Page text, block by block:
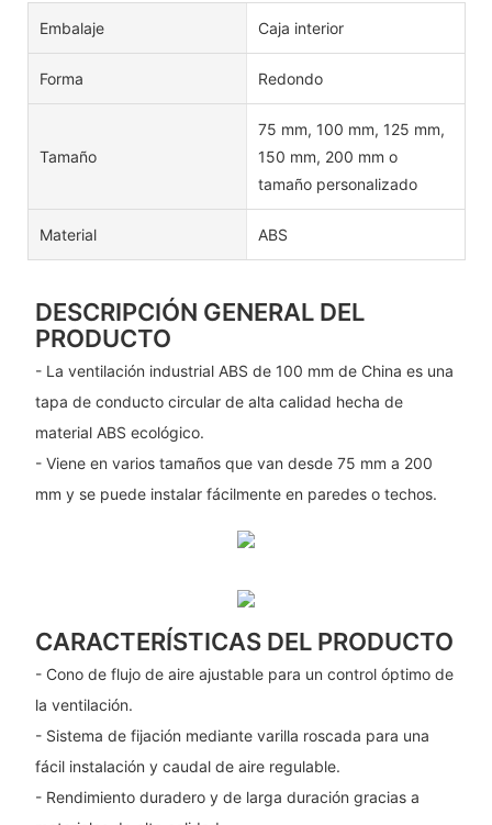
Embalaje Caja interior
Forma Redondo
Tamaño
75 mm, 100 mm, 125 mm,
150 mm, 200 mm o
tamaño personalizado
Material ABS
DESCRIPCIÓN GENERAL DEL
PRODUCTO
- La ventilación industrial ABS de 100 mm de China es una
tapa de conducto circular de alta calidad hecha de
material ABS ecológico.
- Viene en varios tamaños que van desde 75 mm a 200
mm y se puede instalar fácilmente en paredes o techos.
CARACTERÍSTICAS DEL PRODUCTO
- Cono de flujo de aire ajustable para un control óptimo de
la ventilación.
- Sistema de fijación mediante varilla roscada para una
fácil instalación y caudal de aire regulable.
- Rendimiento duradero y de larga duración gracias a